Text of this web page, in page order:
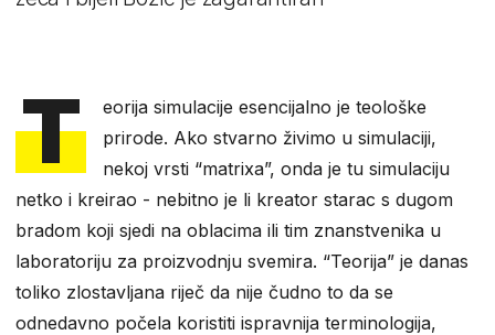
T
eorija simulacije esencijalno je teološke
prirode. Ako stvarno živimo u simulaciji,
nekoj vrsti “matrixa”, onda je tu simulaciju
netko i kreirao - nebitno je li kreator starac s dugom
bradom koji sjedi na oblacima ili tim znanstvenika u
laboratoriju za proizvodnju svemira. “Teorija” je danas
toliko zlostavljana riječ da nije čudno to da se
odnedavno počela koristiti ispravnija terminologija,